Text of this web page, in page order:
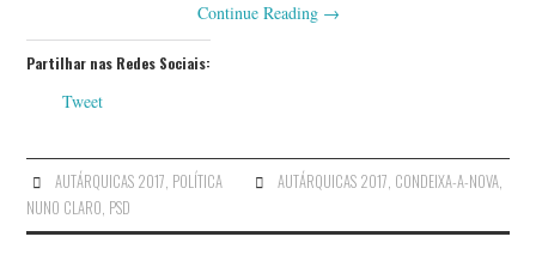
Continue Reading →
Partilhar nas Redes Sociais:
Tweet
AUTÁRQUICAS 2017, POLÍTICA AUTÁRQUICAS 2017, CONDEIXA-A-NOVA,
NUNO CLARO, PSD